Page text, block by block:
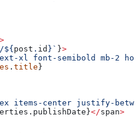
>
${ post . id } ` }>
xl font-semibold mb-2
. title }
items-center justify-
publishDate }</span>